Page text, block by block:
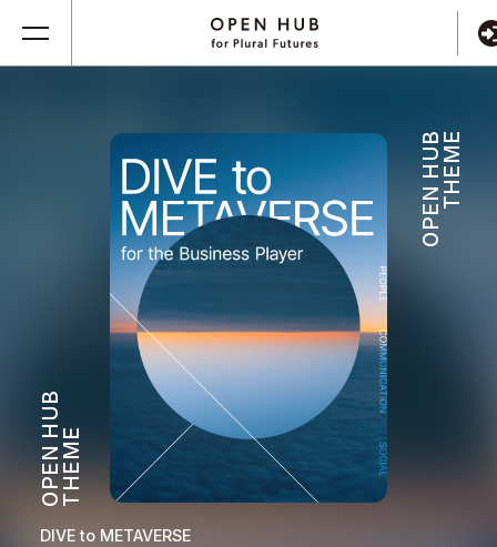
OPEN HUBTHEME
OPEN HUBTHEME
DIVE to METAVERSE